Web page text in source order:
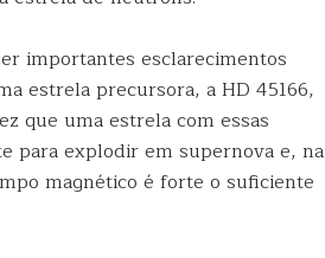
importantes esclarecimentos
estrela precursora, a HD 45166,
que uma estrela com essas
para explodir em supernova e, na
magnético é forte o suficiente